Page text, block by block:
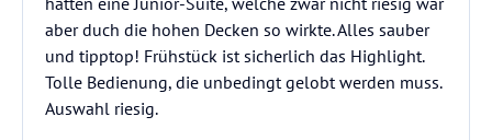
aber duch die hohen Decken so wirkte. Alles sauber
und tipptop! Frühstück ist sicherlich das Highlight.
Tolle Bedienung, die unbedingt gelobt werden muss.
Auswahl riesig.